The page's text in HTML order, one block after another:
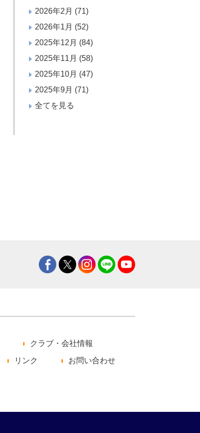
2026年2月 (71)
2026年1月 (52)
2025年12月 (84)
2025年11月 (58)
2025年10月 (47)
2025年9月 (71)
全てを見る
クラブ・会社情報
リンク お問い合わせ